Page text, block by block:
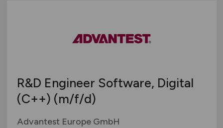
R&D Engineer Software, Digital
(C++) (m/f/d)
Advantest Europe GmbH